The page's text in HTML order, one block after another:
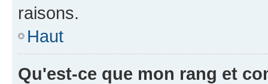
raisons.
Haut
Qu'est-ce que mon rang et